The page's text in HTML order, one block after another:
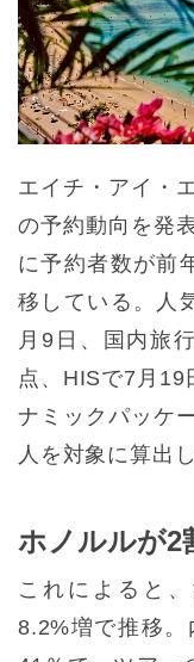
エイチ・アイ・
の予約動向を発
に予約者数が前
移している。人
月9日、国内旅
点、HISで7月19
ナミックパッケ
人を対象に算出し
ホノルルが2
これによると
8.2%増で推移